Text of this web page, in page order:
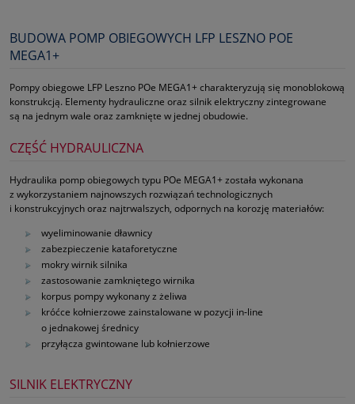
BUDOWA POMP OBIEGOWYCH LFP LESZNO POE
MEGA1+
Pompy obiegowe LFP Leszno POe MEGA1+ charakteryzują się monoblokową
konstrukcją. Elementy hydrauliczne oraz silnik elektryczny zintegrowane
są na jednym wale oraz zamknięte w jednej obudowie.
CZĘŚĆ HYDRAULICZNA
Hydraulika pomp obiegowych typu POe MEGA1+ została wykonana
z wykorzystaniem najnowszych rozwiązań technologicznych
i konstrukcyjnych oraz najtrwalszych, odpornych na korozję materiałów:
wyeliminowanie dławnicy
zabezpieczenie kataforetyczne
mokry wirnik silnika
zastosowanie zamkniętego wirnika
korpus pompy wykonany z żeliwa
króćce kołnierzowe zainstalowane w pozycji in‑line
o jednakowej średnicy
przyłącza gwintowane lub kołnierzowe
SILNIK ELEKTRYCZNY